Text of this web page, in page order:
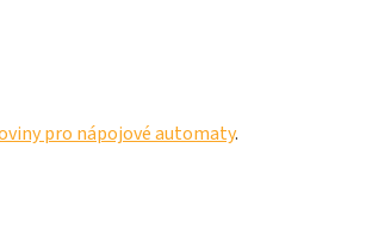
pro nápojové automaty.